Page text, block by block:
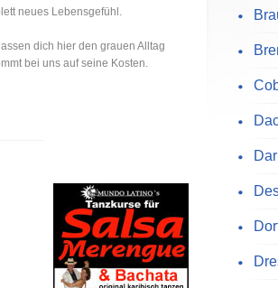
neues Lebensgefühl.
dich hier den grauen Alltag
bei uns auf seine Kosten.